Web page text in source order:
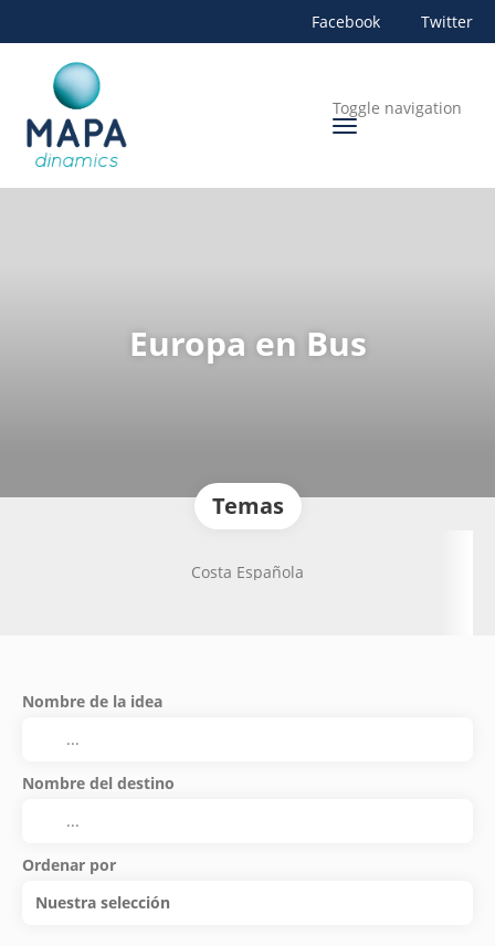
Facebook Twitter
Toggle navigation
Europa en Bus
Temas
Costa Española
Nombre de la idea
Nombre del destino
Ordenar por
Nuestra selección